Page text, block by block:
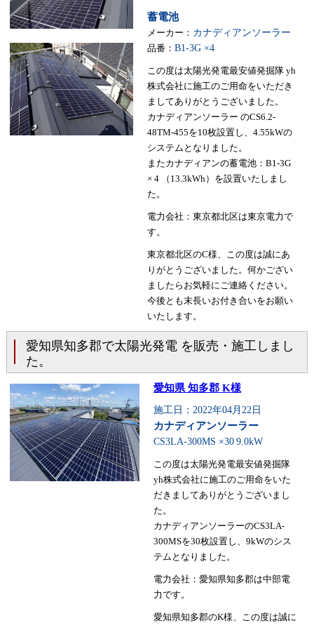
蓄電池
メーカー： カナディアンソーラー
品番： B1-3G ×4
この度は太陽光発電最安値発掘隊 yh
株式会社に施工のご用命をいただき
ましてありがとうございました。
カナディアンソーラー のCS6.2-
48TM-455を10枚設置し、4.55kWの
システムとなりました。
またカナディアンの蓄電池：B1-3G
× 4 （13.3kWh）を設置いたしまし
た。
電力会社：東京都北区は東京電力で
す。
東京都北区のC様、この度は誠にあ
りがとうございました。何かござい
ましたらお気軽にご連絡ください。
今後とも末長いお付き合いをお願い
いたします。
愛知県知多郡で太陽光発電 を販売・施工しまし
た。
愛知県 知多郡 K様
施工日：2022年04月22日
カナディアンソーラー
CS3LA-300MS ×30 9.0kW
この度は太陽光発電最安値発掘隊
yh株式会社に施工のご用命をいた
だきましてありがとうございまし
た。
カナディアンソーラーのCS3LA-
300MSを30枚設置し、9kWのシス
テムとなりました。
電力会社：愛知県知多郡は中部電
力です。
愛知県知多郡のK様、この度は誠に